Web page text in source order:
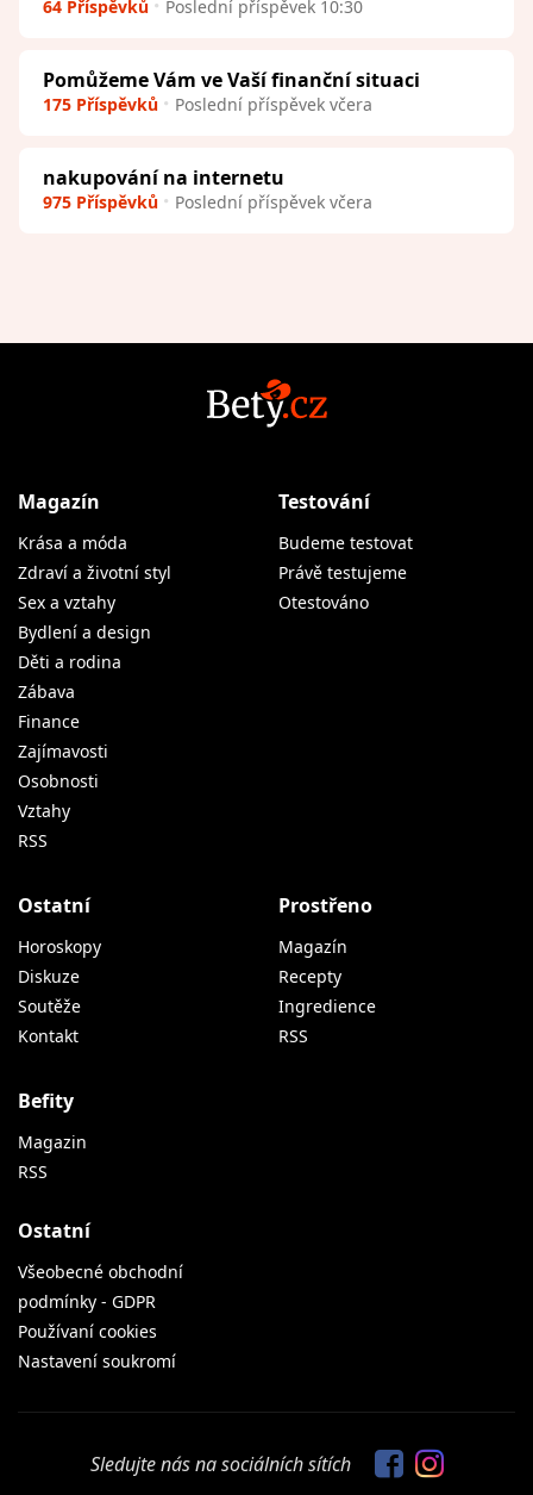
64 Příspěvků Poslední příspěvek 10:30
Pomůžeme Vám ve Vaší finanční situaci
175 Příspěvků Poslední příspěvek včera
nakupování na internetu
975 Příspěvků Poslední příspěvek včera
Magazín
Krása a móda
Zdraví a životní styl
Sex a vztahy
Bydlení a design
Děti a rodina
Zábava
Finance
Zajímavosti
Osobnosti
Vztahy
RSS
Testování
Budeme testovat
Právě testujeme
Otestováno
Ostatní
Horoskopy
Diskuze
Soutěže
Kontakt
Prostřeno
Magazín
Recepty
Ingredience
RSS
Befity
Magazin
RSS
Ostatní
Všeobecné obchodní
podmínky - GDPR
Používaní cookies
Nastavení soukromí
Sledujte nás na sociálních sítích